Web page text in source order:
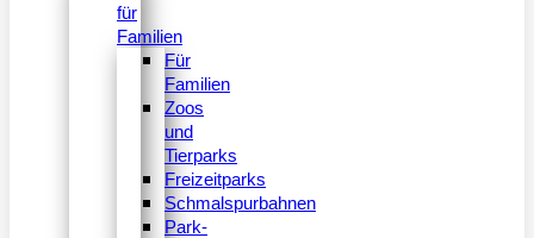
für
Familien
Für
Familien
Zoos
und
Tierparks
Freizeitparks
Schmalspurbahnen
Park-